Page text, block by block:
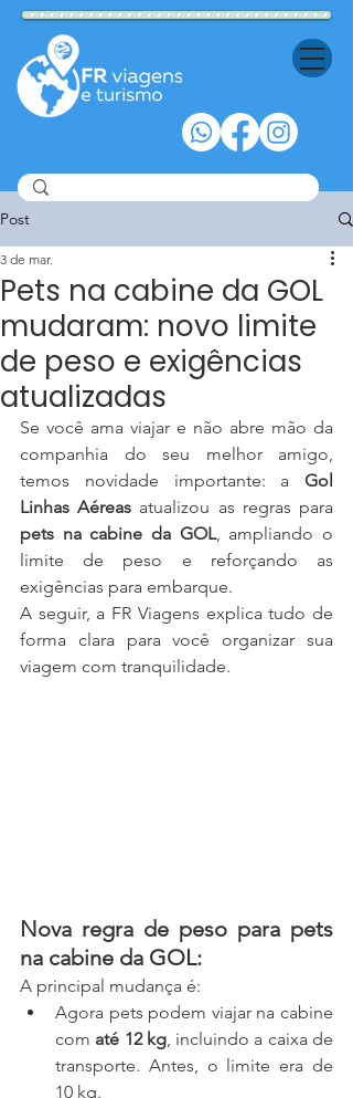
Post
Pets na cabine da GOL
mudaram: novo limite
de peso e exigências
atualizadas
3 de mar.
Se você ama viajar e não abre mão da
companhia do seu melhor amigo,
temos novidade importante: a Gol
Linhas Aéreas
pets na cabine da GOL, ampliando o
limite de peso e reforçando as
exigências para embarque.
A seguir, a FR Viagens explica tudo de
forma clara para você organizar sua
viagem com tranquilidade.
Nova regra de peso para pets
na cabine da GOL:
A principal mudança é:
Agora pets podem viajar na cabine
com até 12 kg, incluindo a caixa de
transporte. Antes, o limite era de
10 kg.